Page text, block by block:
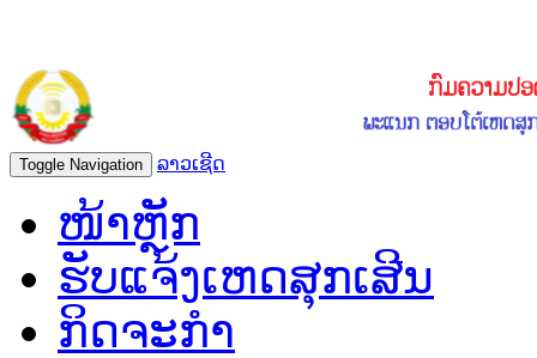
Toggle Navigation ລາວເຊີດ
ໜ້າຫຼັກ
ຮັບແຈ້ງເຫດສຸກເສີນ
ກິດຈະກຳ